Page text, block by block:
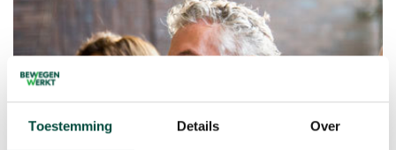
Toestemming Details Over